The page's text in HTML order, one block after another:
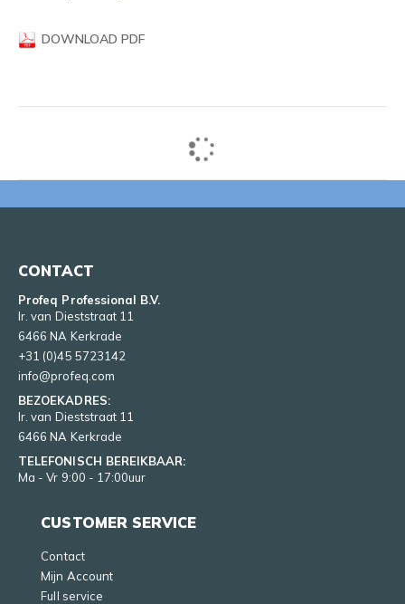
DOWNLOAD PDF
CONTACT
Profeq Professional B.V.
Ir. van Dieststraat 11
6466 NA Kerkrade
+31 (0)45 5723142
info@profeq.com
BEZOEKADRES:
Ir. van Dieststraat 11
6466 NA Kerkrade
TELEFONISCH BEREIKBAAR:
Ma - Vr 9:00 - 17:00uur
CUSTOMER SERVICE
Contact
Mijn Account
Full service